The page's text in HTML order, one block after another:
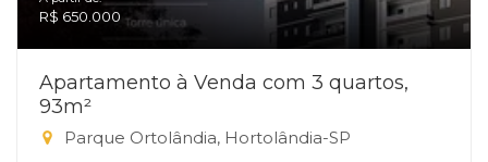
R$ 650.000
Apartamento à Venda com 3 quartos,
93m²
Parque Ortolândia, Hortolândia-SP